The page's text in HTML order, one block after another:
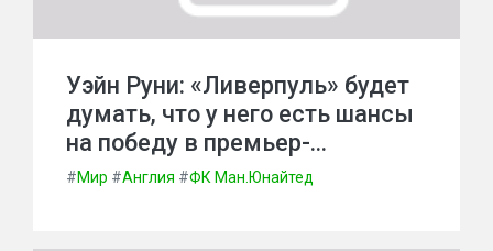
Уэйн Руни: «Ливерпуль» будет
думать, что у него есть шансы
на победу в премьер-…
#Мир #Англия #ФК Ман.Юнайтед